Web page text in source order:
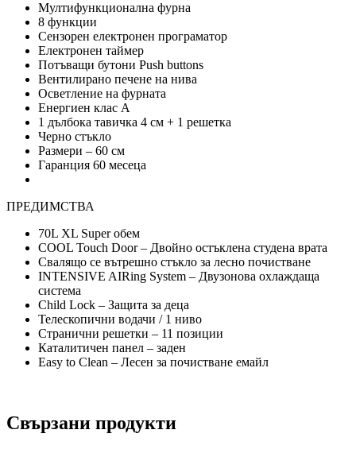
Мултифункционална фурна
8 функции
Сензорен електронен програматор
Електронен таймер
Потъващи бутони Push buttons
Вентилирано печене на нива
Осветление на фурната
Енергиен клас А
1 дълбока тавичка 4 cм + 1 решетка
Черно стъкло
Размери – 60 cм
Гаранция 60 месеца
ПРЕДИМСТВА
70L XL Super обем
COOL Touch Door – Двойно остъклена студена врата
Свалящо се вътрешно стъкло за лесно почистване
INTENSIVE AIRing System – Двузонова охлаждаща
система
Child Lock – Защита за деца
Телескопични водачи / 1 ниво
Странични решетки – 11 позиции
Каталитичен панел – заден
Easy to Clean – Лесен за почистване емайл
Свързани продукти